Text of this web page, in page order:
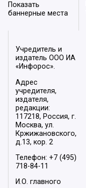
Показать
баннерные места
Учредитель и
издатель ООО ИА
«Инфорос».
Адрес
учредителя,
издателя,
редакции:
117218, Россия, г.
Москва, ул.
Кржижановского,
д.13, кор. 2
Телефон: +7 (495)
718-84-11
И.О. главного